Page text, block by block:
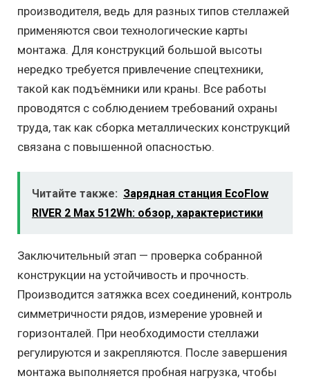
производителя, ведь для разных типов стеллажей
применяются свои технологические карты
монтажа. Для конструкций большой высоты
нередко требуется привлечение спецтехники,
такой как подъёмники или краны. Все работы
проводятся с соблюдением требований охраны
труда, так как сборка металлических конструкций
связана с повышенной опасностью.
Читайте также: Зарядная станция EcoFlow
RIVER 2 Max 512Wh: обзор, характеристики
Заключительный этап — проверка собранной
конструкции на устойчивость и прочность.
Производится затяжка всех соединений, контроль
симметричности рядов, измерение уровней и
горизонталей. При необходимости стеллажи
регулируются и закрепляются. После завершения
монтажа выполняется пробная нагрузка, чтобы